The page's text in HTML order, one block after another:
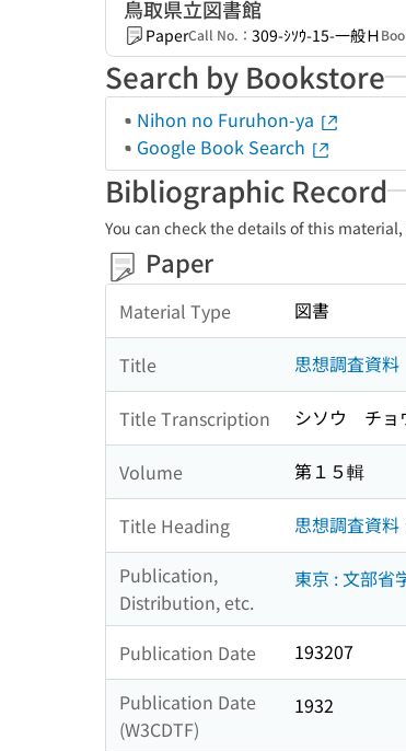
鳥取県立図書館
PaperCall No.： 309-ｼｿｳ-15-一般Ｈ
Search by Bookstore
Nihon no Furuhon-ya
Google Book Search
Bibliographic Record
You can check the details of this
Paper
Material Type 図書
Title 思想調査資料
Title Transcription シソウ チョ
Volume 第１５輯
Title Heading 思想調査資料
Publication,
Distribution, etc.
東京 : 文部省
Publication Date
193207
Publication Date
(W3CDTF)
1932